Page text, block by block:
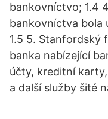
bankovníctvo; 1.4
bankovníctva bola
1.5 5. Stanfordský
banka nabízející
účty, kreditní
a další služby šité